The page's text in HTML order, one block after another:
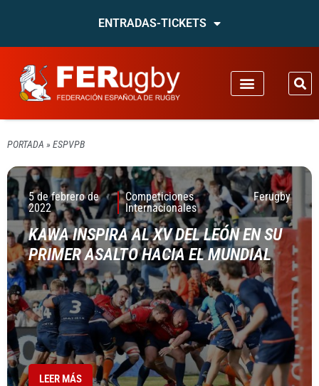
ENTRADAS-TICKETS
PORTADA » ESPVPB
5 de febrero de
2022
Competiciones
Internacionales
Ferugby
KAWA INSPIRA AL XV DEL LEÓN EN SU
PRIMER ASALTO HACIA EL MUNDIAL
LEER MÁS